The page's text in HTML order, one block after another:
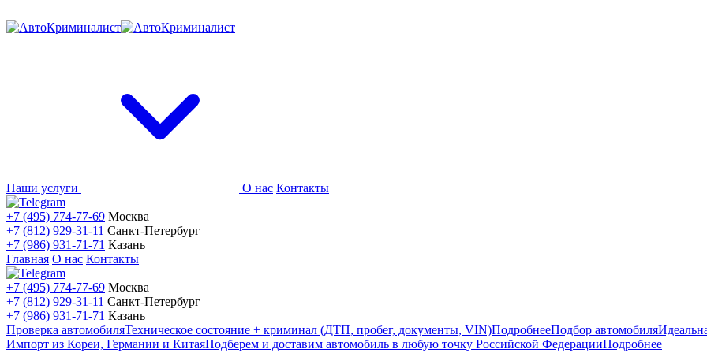
Наши услуги О нас Контакты
+7 (495) 774-77-69 Москва
+7 (812) 929-31-11 Санкт-Петербург
+7 (986) 931-71-71 Казань
Главная О нас Контакты
+7 (495) 774-77-69 Москва
+7 (812) 929-31-11 Санкт-Петербург
+7 (986) 931-71-71 Казань
Проверка автомобиляТехническое состояние + криминал (ДТП, пробег, документы, VIN)ПодробнееПодбор автомобиля
Импорт из Кореи, Германии и КитаяПодберем и доставим автомобиль в любую точку Российской ФедерацииПодробнее